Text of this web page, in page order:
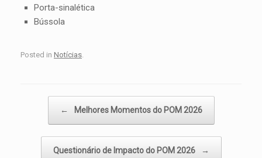
Porta-sinalética
Bússola
Posted in Notícias
← Melhores Momentos do POM 2026
Questionário de Impacto do POM 2026 →